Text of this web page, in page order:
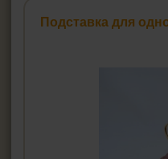
Подставка для